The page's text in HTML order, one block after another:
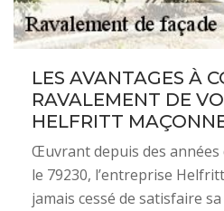
LES AVANTAGES À
RAVALEMENT DE
HELFRITT
Œuvrant depuis des années
le 79230, l’entreprise
jamais cessé de satisfaire